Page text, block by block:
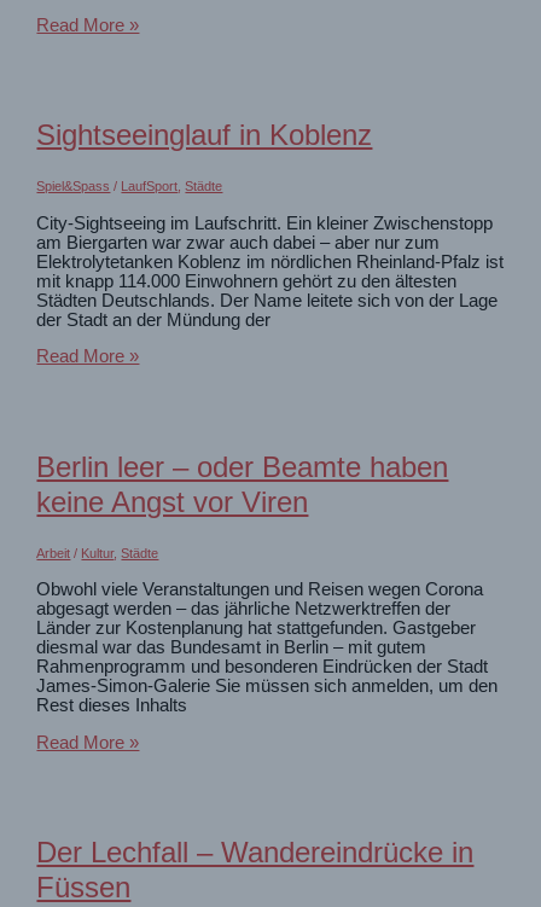
Madeira
Der
Maracujaweg
Read More »
Sightseeinglauf in Koblenz
Spiel&Spass / LaufSport ,Städte
City-Sightseeing im Laufschritt. Ein kleiner Zwischenstopp
am Biergarten war zwar auch dabei – aber nur zum
Elektrolytetanken Koblenz im nördlichen Rheinland-Pfalz ist
mit knapp 114.000 Einwohnern gehört zu den ältesten
Städten Deutschlands. Der Name leitete sich von der Lage
der Stadt an der Mündung der
Sightseeinglauf
Read More »
Berlin leer – oder Beamte haben
keine Angst vor Viren
Arbeit / Kultur,Städte
Obwohl viele Veranstaltungen und Reisen wegen Corona
abgesagt werden – das jährliche Netzwerktreffen der
Länder zur Kostenplanung hat stattgefunden. Gastgeber
diesmal war das Bundesamt in Berlin – mit gutem
Rahmenprogramm und besonderen Eindrücken der Stadt
James-Simon-Galerie Sie müssen sich anmelden, um den
Rest dieses Inhalts
Berlin
haben
keine
Angst
vor
Read More »
Der Lechfall – Wandereindrücke in
Füssen